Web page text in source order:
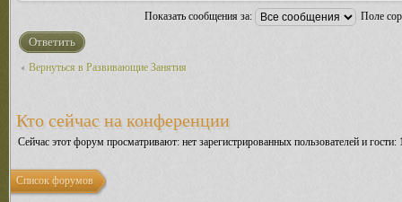
Показать сообщения за: Поле
Ответить
Вернуться в Развивающие Занятия
Кто сейчас на конференции
Сейчас этот форум просматривают: нет зарегистрированных пользователей и гости:
Список форумов